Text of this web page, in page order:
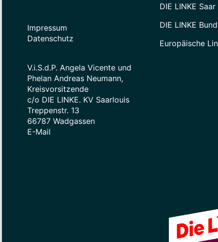
Impressum
Datenschutz
V.i.S.d.P. Angela Vicente und
Phelan Andreas Neumann,
Kreisvorsitzende
c/o DIE LINKE. KV Saarlouis
Treppenstr. 13
66787 Wadgassen
E-Mail
DIE LINKE Saar
DIE LINKE Bund
Europäische